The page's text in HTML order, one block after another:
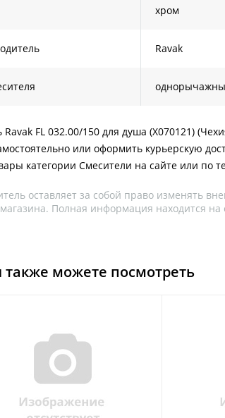
хром
Ravak
Ravak FL 032.00/150 для душа (X070121)
или оформить курьерскую
категории Смесители на сайте или по
оставляет за собой право изменять
Полная информация находится на
также можете посмотреть